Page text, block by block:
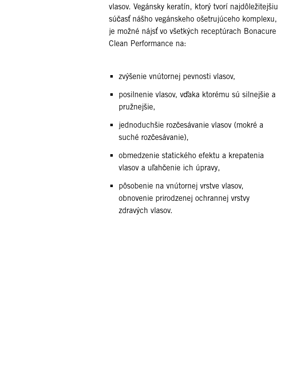
vlasov. Vegánsky keratín, ktorý tvorí najdôležitejšiu
súčasť nášho vegánskeho ošetrujúceho komplexu,
je možné nájsť vo všetkých receptúrach Bonacure
Clean Performance na:
zvýšenie vnútornej pevnosti vlasov,
posilnenie vlasov, vďaka ktorému sú silnejšie a
pružnejšie,
jednoduchšie rozčesávanie vlasov (mokré a
suché rozčesávanie),
obmedzenie statického efektu a krepatenia
vlasov a uľahčenie ich úpravy,
pôsobenie na vnútornej vrstve vlasov,
obnovenie prirodzenej ochrannej vrstvy
zdravých vlasov.